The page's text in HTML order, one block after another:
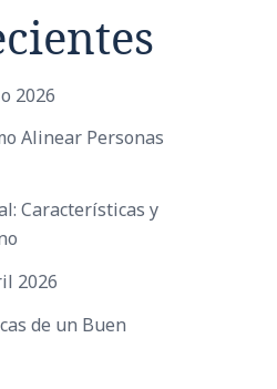
2026
Alinear Personas
Características y
2026
de un Buen